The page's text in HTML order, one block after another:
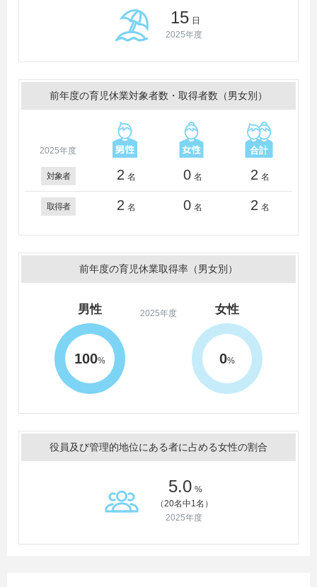
15 日
2025年度
前年度の育児休業対象者数・取得者数（男女別）
2025年度
対象者 2 名 0 名 2 名
取得者 2 名 0 名 2 名
前年度の育児休業取得率（男女別）
2025年度
男性
100%
女性
0%
役員及び管理的地位にある者に占める女性の割合
5.0 %
（20名中1名）
2025年度